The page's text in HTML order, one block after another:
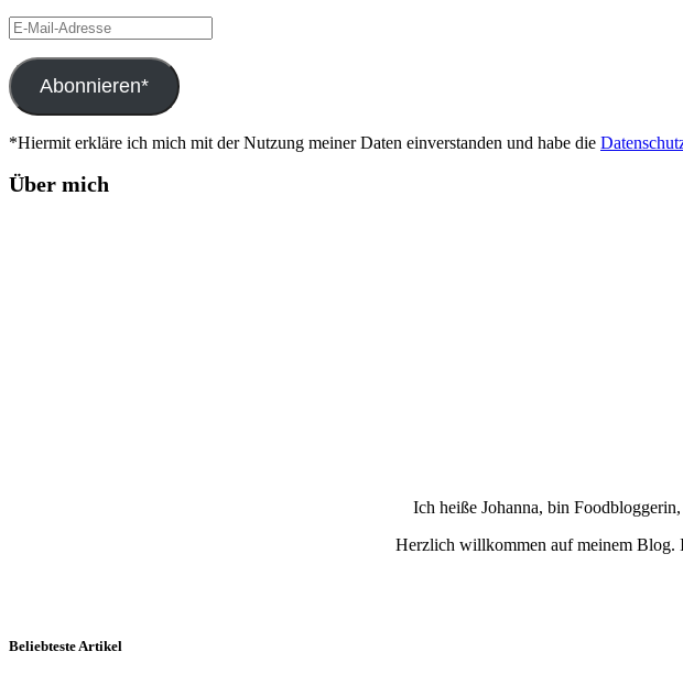
E-
Mail-
Adresse
Abonnieren*
*Hiermit erkläre ich mich mit der Nutzung meiner Daten einverstanden und habe die
Über mich
Ich heiße Johanna, bin
Herzlich willkommen auf meinem Blog.
Beliebteste Artikel